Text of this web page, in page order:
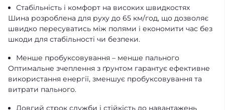
Стабільність і комфорт на високих швидкостях
Шина розроблена для руху до 65 км/год, що дозволяє
швидко пересуватись між полями і економити час без
шкоди для стабільності чи безпеки.
Менше пробуксовування – менше пального
Оптимальне зчеплення з ґрунтом гарантує ефективне
використання енергії, зменшує пробуксовування та
витрати пального.
Довгий строк служби і стійкість до навантажень